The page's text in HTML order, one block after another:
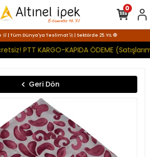
| Tüm Dünya'ya Teslimat 🚀 | Sektörde 25. YIL 🧿
PTT KARGO-KAPIDA ÖDEME
0
Geri Dön